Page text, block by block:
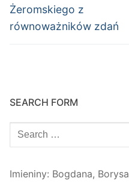
Żeromskiego z
równoważników zdań
SEARCH FORM
Szukaj:
Imieniny: Bogdana, Borysa